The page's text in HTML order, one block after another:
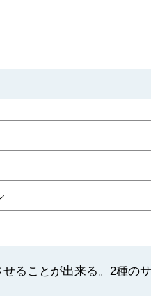
ることが出来る。2種の